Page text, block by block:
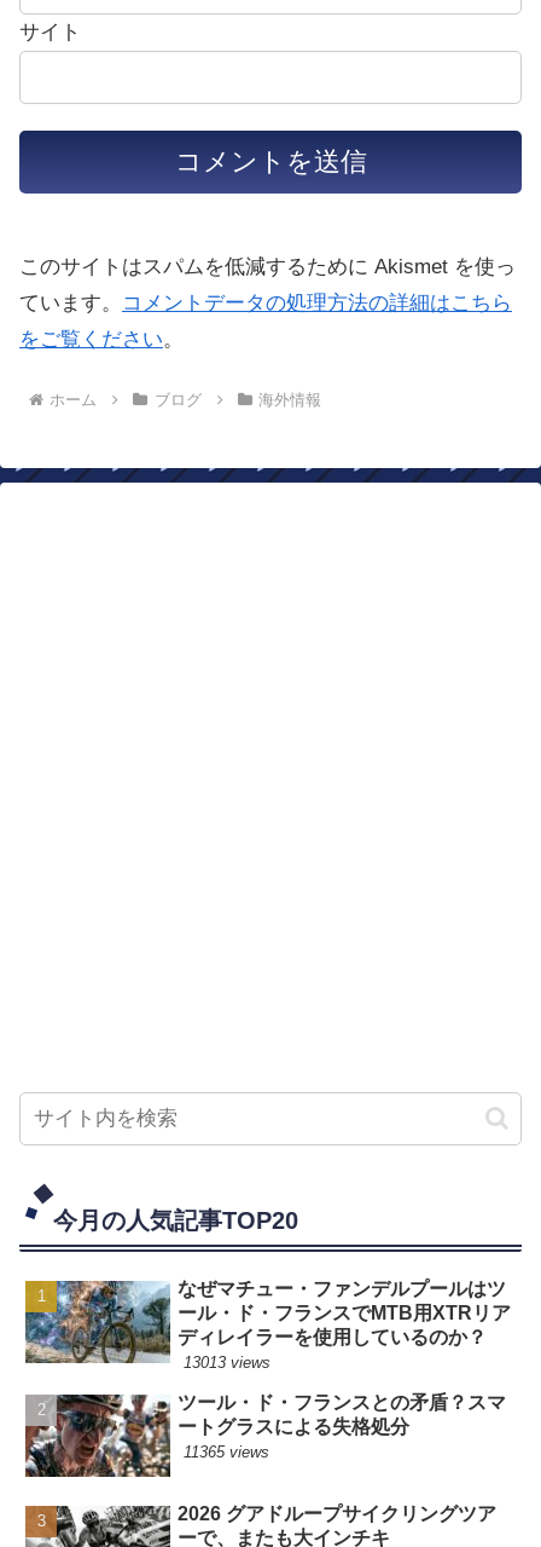
サイト
このサイトはスパムを低減するために Akismet を使っ
ています。
コメントデータの処理方法の詳細はこちら
をご覧ください。
ホーム ブログ 海外情報
今月の人気記事TOP20
なぜマチュー・ファンデルプールはツ
ール・ド・フランスでMTB用XTRリア
ディレイラーを使用しているのか？
13013 views
ツール・ド・フランスとの矛盾？スマ
ートグラスによる失格処分
11365 views
2026 グアドループサイクリングツア
ーで、またも大インチキ